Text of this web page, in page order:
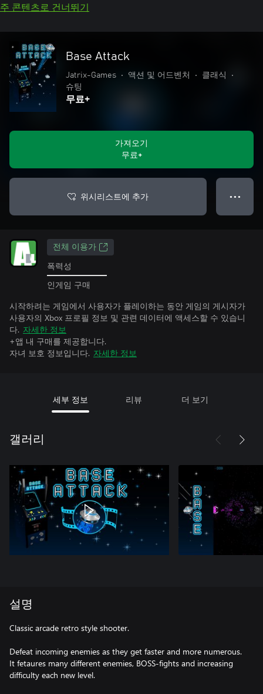
주 콘텐츠로 건너뛰기
Base Attack
Jatrix-Games • 액션 및 어드벤처 • 클래식
•
슈팅
무료+
가져오기
무료+
위시리스트에 추가 ● ● ●
전체 이용가
폭력성
인게임 구매
시작하려는 게임에서 사용자가 플레이하는 동안 게임의 게시자가
사용자의 Xbox 프로필 정보 및 관련 데이터에 액세스할 수 있습니
다. 자세한 정보
+앱 내 구매를 제공합니다.
자녀 보호 정보입니다. 자세한 정보
세부 정보 리뷰 더 보기
갤러리
설명
Classic arcade retro style shooter.
Defeat incoming enemies as they get faster and more numerous.
It fetaures many different enemies, BOSS-fights and increasing
difficulty each new level.